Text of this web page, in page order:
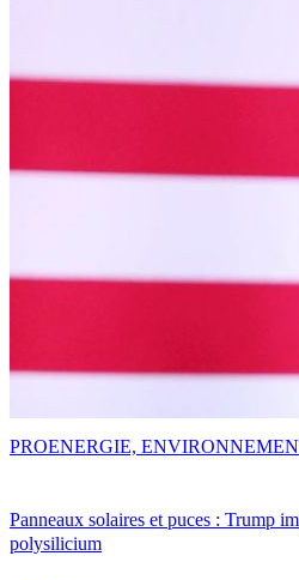
Panneaux solaires et puces : Trump
polysilicium
PROENERGIE,